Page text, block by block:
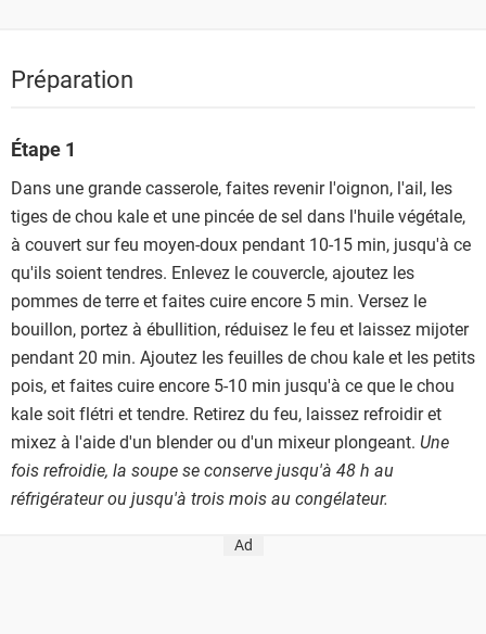
Préparation
Étape 1
Dans une grande casserole, faites revenir l'oignon, l'ail, les
tiges de chou kale et une pincée de sel dans l'huile végétale,
à couvert sur feu moyen-doux pendant 10-15 min, jusqu'à ce
qu'ils soient tendres. Enlevez le couvercle, ajoutez les
pommes de terre et faites cuire encore 5 min. Versez le
bouillon, portez à ébullition, réduisez le feu et laissez mijoter
pendant 20 min. Ajoutez les feuilles de chou kale et les petits
pois, et faites cuire encore 5-10 min jusqu'à ce que le chou
kale soit flétri et tendre. Retirez du feu, laissez refroidir et
mixez à l'aide d'un blender ou d'un mixeur plongeant. Une
fois refroidie, la soupe se conserve jusqu'à 48 h au
réfrigérateur ou jusqu'à trois mois au congélateur.
Ad